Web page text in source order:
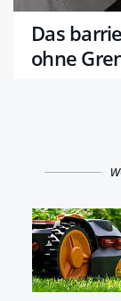
Das
ohne